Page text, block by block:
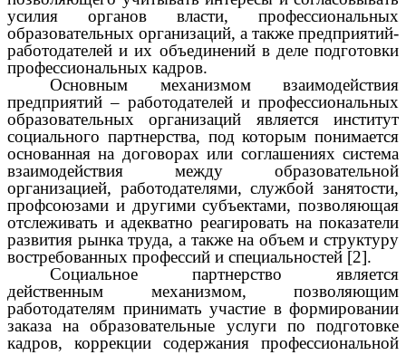
усилия органов власти, профессиональных
образовательных организаций, а также предприятий-
работодателей и их объединений в деле подготовки
профессиональных кадров.
Основным механизмом взаимодействия
предприятий – работодателей и профессиональных
образовательных организаций является институт
социального партнерства, под которым понимается
основанная на договорах или соглашениях система
взаимодействия между образовательной
организацией, работодателями, службой занятости,
профсоюзами и другими субъектами, позволяющая
отслеживать и адекватно реагировать на показатели
развития рынка труда, а также на объем и структуру
востребованных профессий и специальностей [2].
Социальное партнерство является
действенным механизмом, позволяющим
работодателям принимать участие в формировании
заказа на образовательные услуги по подготовке
кадров, коррекции содержания профессиональной